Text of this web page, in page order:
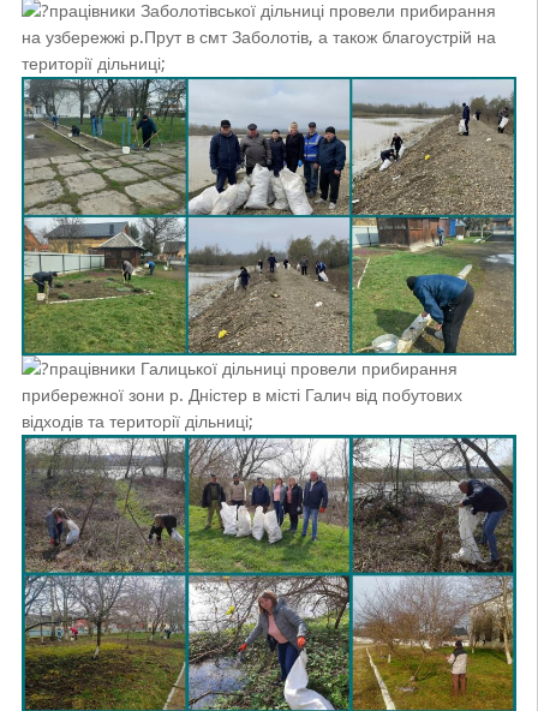
працівники Заболотівської дільниці провели прибирання
на узбережжі р.Прут в смт Заболотів, а також благоустрій на
території дільниці;
працівники Галицької дільниці провели прибирання
прибережної зони р. Дністер в місті Галич від побутових
відходів та території дільниці;